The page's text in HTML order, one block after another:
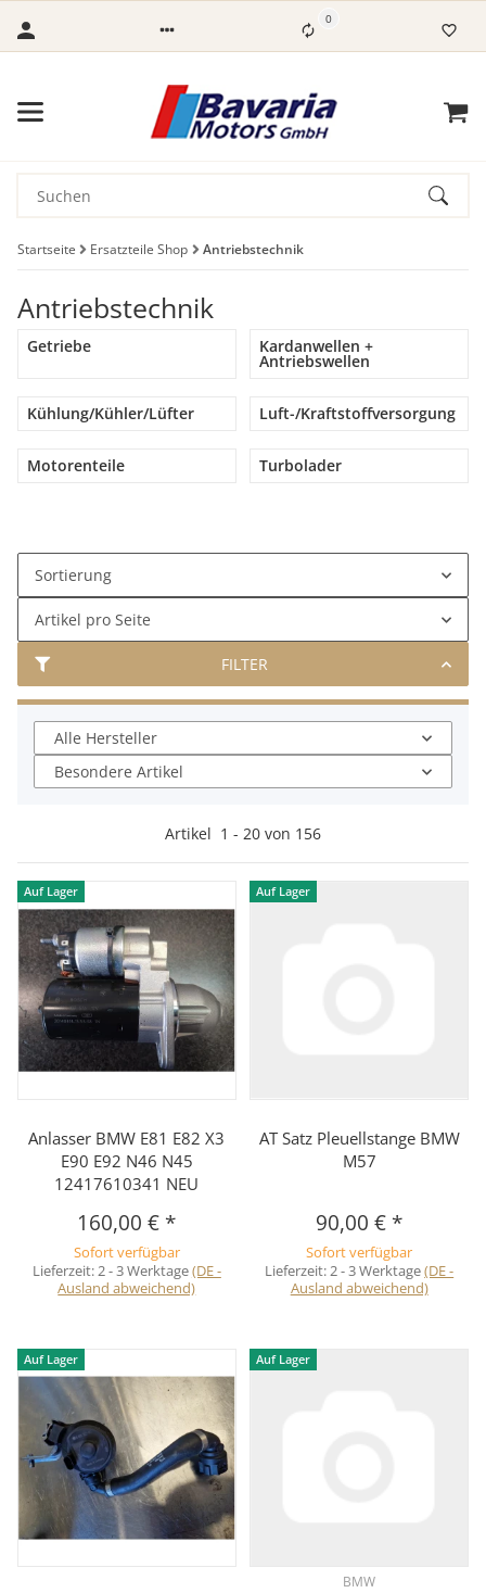
0
Startseite Ersatzteile Shop Antriebstechnik
Antriebstechnik
Getriebe Kardanwellen +
Antriebswellen
Kühlung/Kühler/Lüfter Luft-/Kraftstoffversorgung
Motorenteile Turbolader
FILTER
Sortierung
Artikel pro Seite
Alle Hersteller
Besondere Artikel
Artikel 1 - 20 von 156
Auf Lager
Anlasser BMW E81 E82 X3
E90 E92 N46 N45
12417610341 NEU
160,00 € *
Sofort verfügbar
Lieferzeit:2 - 3 Werktage(DE -
Ausland abweichend)
Auf Lager
AT Satz Pleuellstange BMW
M57
90,00 € *
Sofort verfügbar
Lieferzeit:2 - 3 Werktage(DE -
Ausland abweichend)
Auf Lager Auf Lager
BMW